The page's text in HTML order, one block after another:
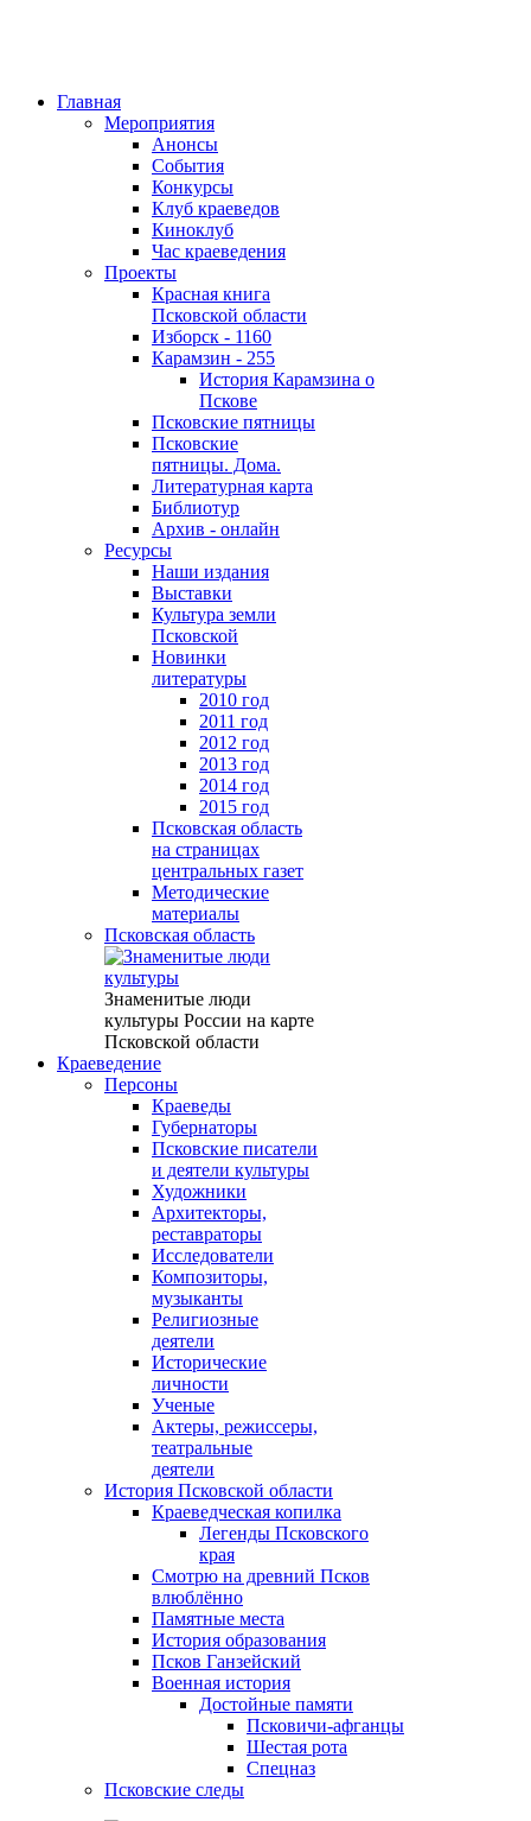
Главная
Мероприятия
Анонсы
События
Конкурсы
Клуб краеведов
Киноклуб
Час краеведения
Проекты
Красная книга
Псковской области
Изборск - 1160
Карамзин - 255
История Карамзина о
Пскове
Псковские пятницы
Псковские
пятницы. Дома.
Литературная карта
Библиотур
Архив - онлайн
Ресурсы
Наши издания
Выставки
Культура земли
Псковской
Новинки
литературы
2010 год
2011 год
2012 год
2013 год
2014 год
2015 год
Псковская область
на страницах
центральных газет
Методические
материалы
Псковская область
Знаменитые люди
культуры России на карте
Псковской области
Краеведение
Персоны
Краеведы
Губернаторы
Псковские писатели
и деятели культуры
Художники
Архитекторы,
реставраторы
Исследователи
Композиторы,
музыканты
Религиозные
деятели
Исторические
личности
Ученые
Актеры, режиссеры,
театральные
деятели
История Псковской области
Краеведческая копилка
Легенды Псковского
края
Смотрю на древний Псков
влюблённо
Памятные места
История образования
Псков Ганзейский
Военная история
Достойные памяти
Псковичи-афганцы
Шестая рота
Спецназ
Псковские следы